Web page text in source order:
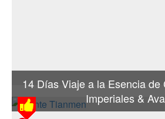
14 Días Viaje a la Esencia de
Imperiales &